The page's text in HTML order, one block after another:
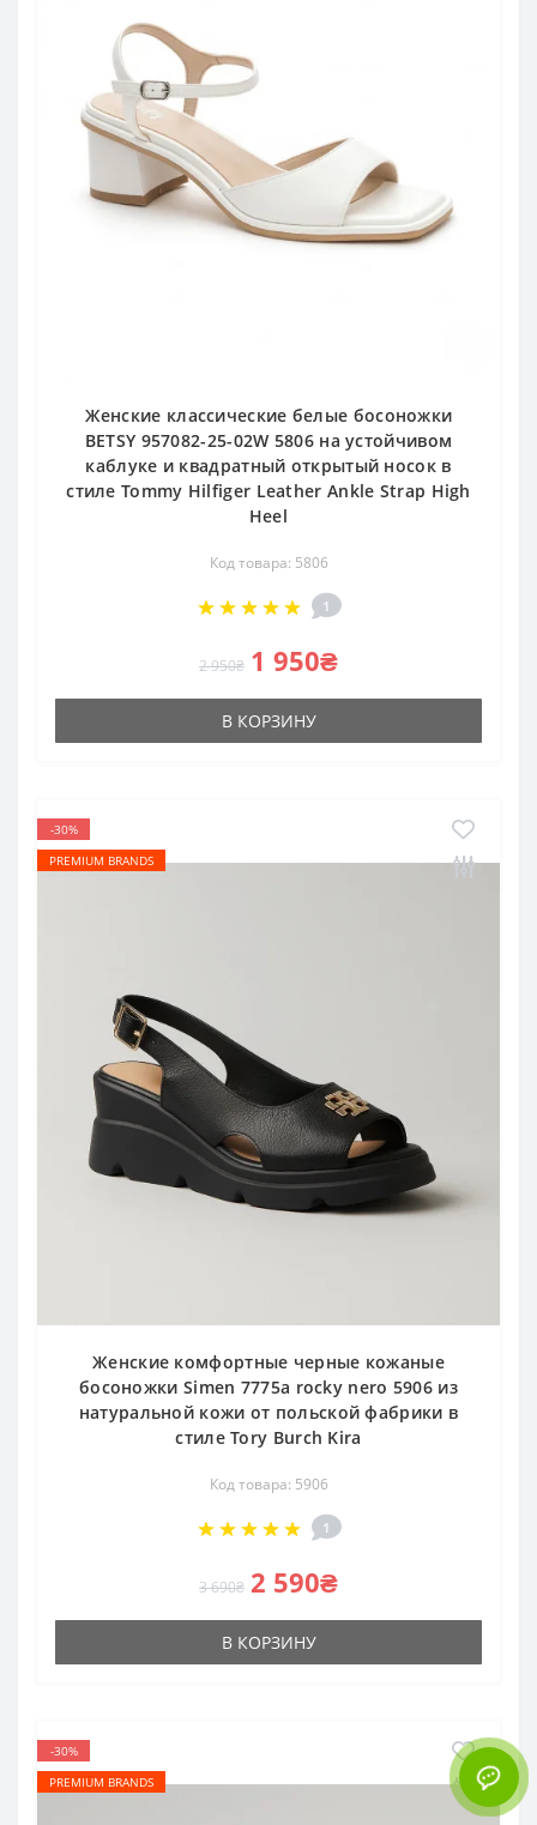
Женские классические белые босоножки
BETSY 957082-25-02W 5806 на устойчивом
каблуке и квадратный открытый носок в
стиле Tommy Hilfiger Leather Ankle Strap High
Heel
Код товара: 5806
1
2 950₴ 1 950₴
В КОРЗИНУ
-30%
PREMIUM BRANDS
Женские комфортные черные кожаные
босоножки Simen 7775a rocky nero 5906 из
натуральной кожи от польской фабрики в
стиле Tory Burch Kira
Код товара: 5906
1
3 690₴ 2 590₴
В КОРЗИНУ
-30%
PREMIUM BRANDS